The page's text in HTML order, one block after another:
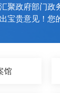
聚政府部门
贵意见！您
馆